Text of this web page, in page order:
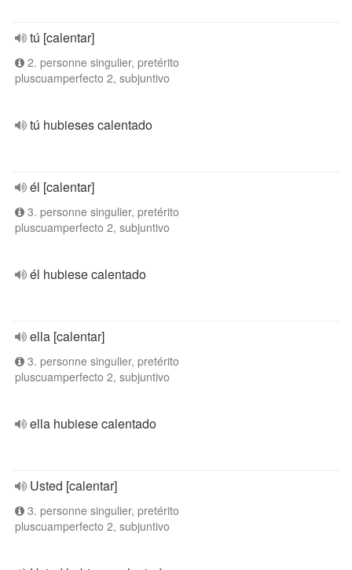
tú [calentar]
2. personne singulier, pretérito
pluscuamperfecto 2, subjuntivo
tú hubieses calentado
él [calentar]
3. personne singulier, pretérito
pluscuamperfecto 2, subjuntivo
él hubiese calentado
ella [calentar]
3. personne singulier, pretérito
pluscuamperfecto 2, subjuntivo
ella hubiese calentado
Usted [calentar]
3. personne singulier, pretérito
pluscuamperfecto 2, subjuntivo